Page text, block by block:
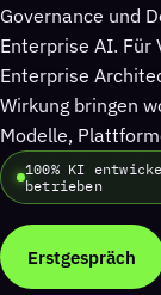
Governance und
Enterprise AI. Für
Enterprise
Wirkung bringen
Modelle,
100% KI
betrieben
Erstgespräch